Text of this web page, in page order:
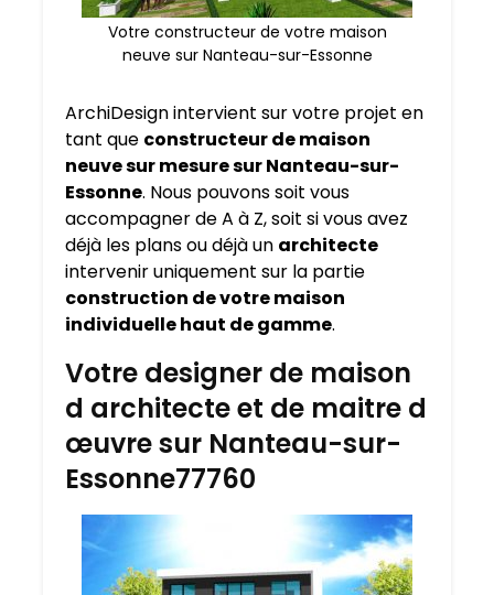
Votre constructeur de votre maison
neuve sur Nanteau-sur-Essonne
ArchiDesign intervient sur votre projet en
tant que constructeur de maison
neuve sur mesure surNanteau-sur-
Essonne. Nous pouvons soit vous
accompagner de A à Z, soit si vous avez
déjà les plans ou déjà un architecte
intervenir uniquement sur la partie
construction de votre maison
individuelle haut de gamme.
Votre designer de maison
d architecte et de maitre d
œuvre sur Nanteau-sur-
Essonne77760